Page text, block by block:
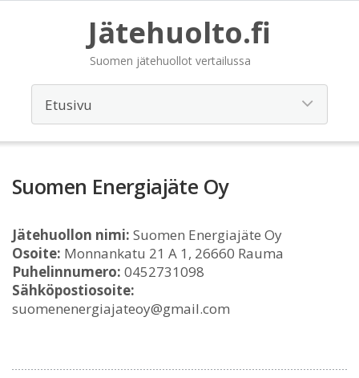
Jätehuolto.fi
Suomen jätehuollot vertailussa
Suomen Energiajäte Oy
Jätehuollon nimi: Suomen Energiajäte Oy
Osoite: Monnankatu 21 A 1, 26660 Rauma
Puhelinnumero: 0452731098
Sähköpostiosoite:
suomenenergiajateoy@gmail.com